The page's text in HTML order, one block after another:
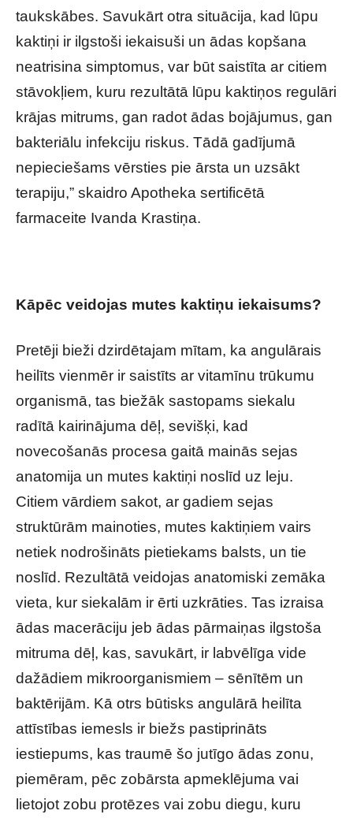
taukskābes. Savukārt otra situācija, kad lūpu
kaktiņi ir ilgstoši iekaisuši un ādas kopšana
neatrisina simptomus, var būt saistīta ar citiem
stāvokļiem, kuru rezultātā lūpu kaktiņos regulāri
krājas mitrums, gan radot ādas bojājumus, gan
bakteriālu infekciju riskus. Tādā gadījumā
nepieciešams vērsties pie ārsta un uzsākt
terapiju,” skaidro Apotheka sertificētā
farmaceite Ivanda Krastiņa.
Kāpēc veidojas mutes kaktiņu iekaisums?
Pretēji bieži dzirdētajam mītam, ka angulārais
heilīts vienmēr ir saistīts ar vitamīnu trūkumu
organismā, tas biežāk sastopams siekalu
radītā kairinājuma dēļ, sevišķi, kad
novecošanās procesa gaitā mainās sejas
anatomija un mutes kaktiņi noslīd uz leju.
Citiem vārdiem sakot, ar gadiem sejas
struktūrām mainoties, mutes kaktiņiem vairs
netiek nodrošināts pietiekams balsts, un tie
noslīd. Rezultātā veidojas anatomiski zemāka
vieta, kur siekalām ir ērti uzkrāties. Tas izraisa
ādas macerāciju jeb ādas pārmaiņas ilgstoša
mitruma dēļ, kas, savukārt, ir labvēlīga vide
dažādiem mikroorganismiem – sēnītēm un
baktērijām. Kā otrs būtisks angulārā heilīta
attīstības iemesls ir biežs pastiprināts
iestiepums, kas traumē šo jutīgo ādas zonu,
piemēram, pēc zobārsta apmeklējuma vai
lietojot zobu protēzes vai zobu diegu, kuru